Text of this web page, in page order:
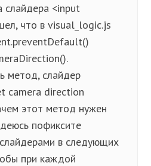
слайдера <input
что в visual_logic.js
метод, слайдер
camera direction
этот метод нужен
пофиксите
в следующих
при каждой